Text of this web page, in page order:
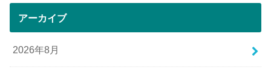
アーカイブ
2026年8月